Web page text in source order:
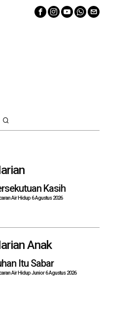
Kasih
Air Hidup 6 Agustus 2026
Anak
Itu Sabar
Air Hidup Junior 6 Agustus 2026